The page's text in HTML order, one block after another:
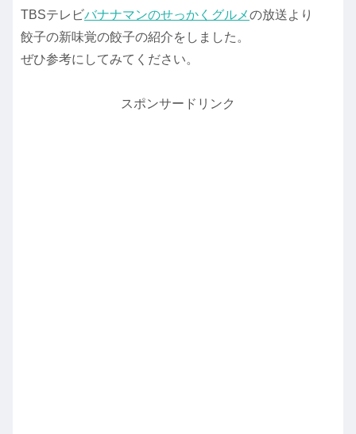
TBSテレビバナナマンのせっかくグルメの放送より
餃子の新味覚の餃子の紹介をしました。
ぜひ参考にしてみてください。
スポンサードリンク